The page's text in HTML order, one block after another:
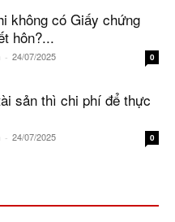
không có Giấy chứng
hôn?...
- 24/07/2025 0
sản thì chi phí để thực
- 24/07/2025 0